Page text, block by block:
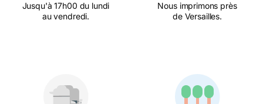
Jusqu'à 17h00 du lundi
au vendredi.
Nous imprimons près
de Versailles.